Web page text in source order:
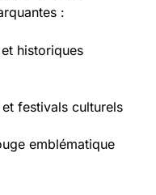
:
historiques
festivals culturels
emblématique